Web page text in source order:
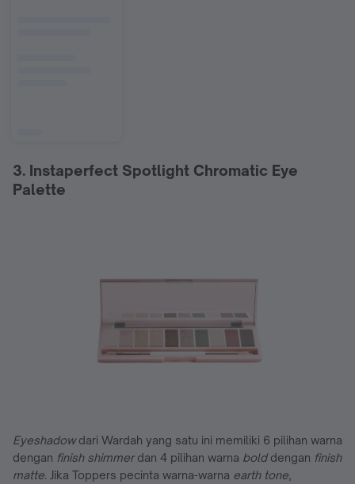
3. Instaperfect Spotlight Chromatic Eye
Palette
Eyeshadowdari Wardah yang satu ini memiliki 6 pilihan warna
dengan finish shimmerdan 4 pilihan warna bolddengan finish
matte. Jika Toppers pecinta warna-warna earth tone,